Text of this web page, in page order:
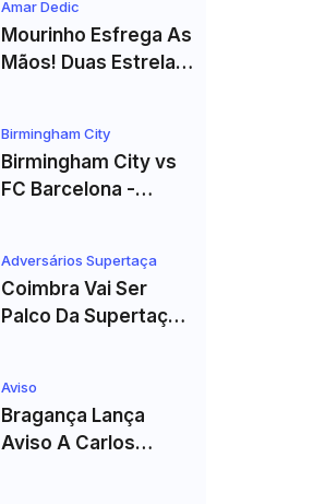
Amar Dedic
Mourinho Esfrega As
Mãos! Duas Estrelas
Madrid
Birmingham City
Birmingham City vs
FC Barcelona -
Adversários Supertaça
Coimbra Vai Ser
Palco Da Supertaça
E Adversários
Confirmados
Aviso
Bragança Lança
Aviso A Carlos